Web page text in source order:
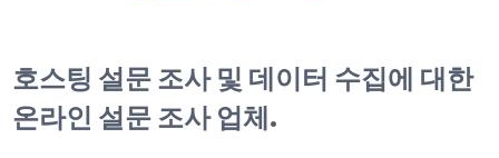
호스팅 설문 조사 및 데이터 수집에 대한
온라인 설문 조사 업체.